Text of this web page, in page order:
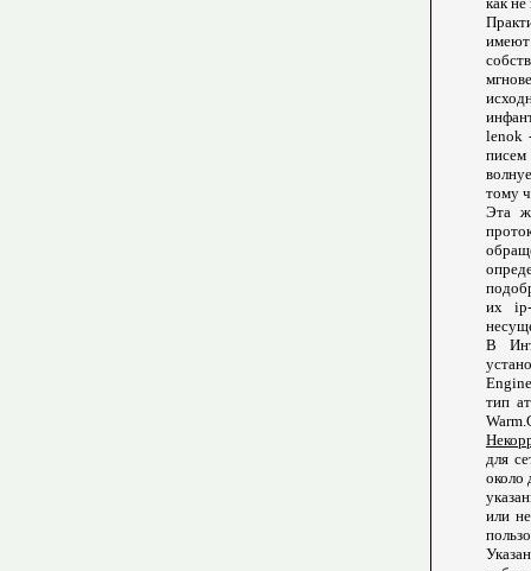
имеют
lenok
тому
Эта
их ip-
В
тип
для
около
или